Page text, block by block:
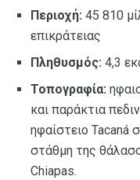
Περιοχή: 45 810
επικράτειας
Πληθυσμός: 4,3
Τοπογραφία:
και παράκτια
ηφαίστειο Tacaná
στάθμη της
Chiapas.